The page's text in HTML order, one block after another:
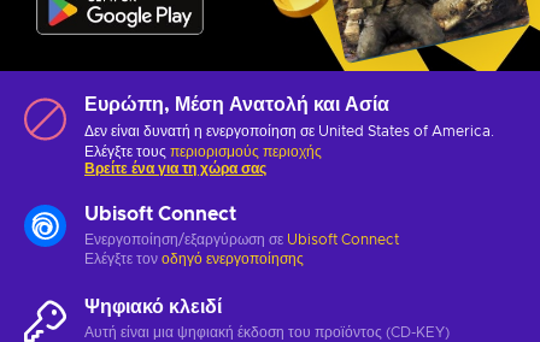
Ευρώπη, Μέση Ανατολή και Ασία
Δεν είναι δυνατή η ενεργοποίηση σε United States of America.
Ελέγξτε τους περιορισμούς περιοχής
Βρείτε ένα για τη χώρα σας
Ubisoft Connect
Ενεργοποίηση/εξαργύρωση σε Ubisoft Connect
Ελέγξτε τον οδηγό ενεργοποίησης
Ψηφιακό κλειδί
Αυτή είναι μια ψηφιακή έκδοση του προϊόντος (CD-KEY)